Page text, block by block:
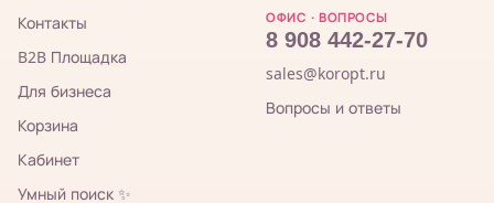
Контакты
B2B Площадка
Для бизнеса
Корзина
Кабинет
Умный поиск ✨
ОФИС · ВОПРОСЫ
8 908 442-27-70
sales@koropt.ru
Вопросы и ответы